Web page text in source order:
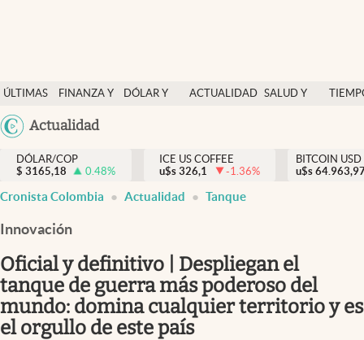
ÚLTIMAS
NOTICIAS
FINANZA Y
DÓLAR Y
ACTUALIDAD SALUD Y
México
Actualidad
Salud y nutrición
Vida espiritual
Actualidad
Colombia
DÓLAR/COP
$ 3165,18 0.48%
ICE US COFFEE
u$s 326,1 -1.36%
BITCOIN USD
u$s
Cronista Colombia Actualidad Tanque
Innovación
Oficial y definitivo | Despliegan el
tanque de guerra más poderoso del
mundo: domina cualquier territorio y es
el orgullo de este país